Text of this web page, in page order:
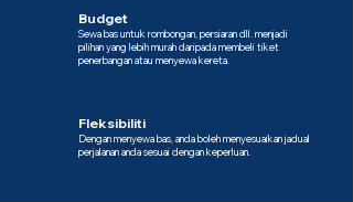
Budget
Sewa bas untuk rombongan, persiaran dll. menjadi
pilihan yang lebih murah daripada membeli tiket
penerbangan atau menyewa kereta.
Fleksibiliti
Dengan menyewa bas, anda boleh menyesuaikan jadual
perjalanan anda sesuai dengan keperluan.